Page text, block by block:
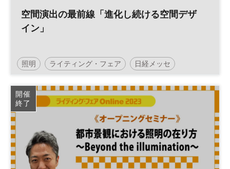
空間演出の最前線「進化し続ける空間デザ
イン」
照明 ライティング・フェア 日経メッセ
JAPAN SHOP
建築・建材展
開催
終了